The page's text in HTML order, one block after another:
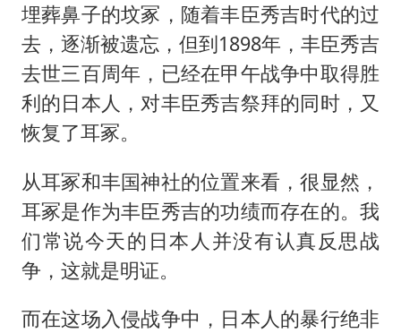
埋葬鼻子的坟冢，随着丰臣秀吉时代的过
去，逐渐被遗忘，但到1898年，丰臣秀吉
去世三百周年，已经在甲午战争中取得胜
利的日本人，对丰臣秀吉祭拜的同时，又
恢复了耳冢。
从耳冢和丰国神社的位置来看，很显然，
耳冢是作为丰臣秀吉的功绩而存在的。我
们常说今天的日本人并没有认真反思战
争，这就是明证。
而在这场入侵战争中，日本人的暴行绝非